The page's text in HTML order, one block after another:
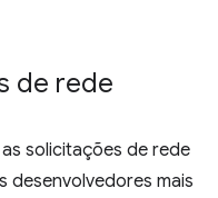
de rede
solicitações de rede
desenvolvedores mais